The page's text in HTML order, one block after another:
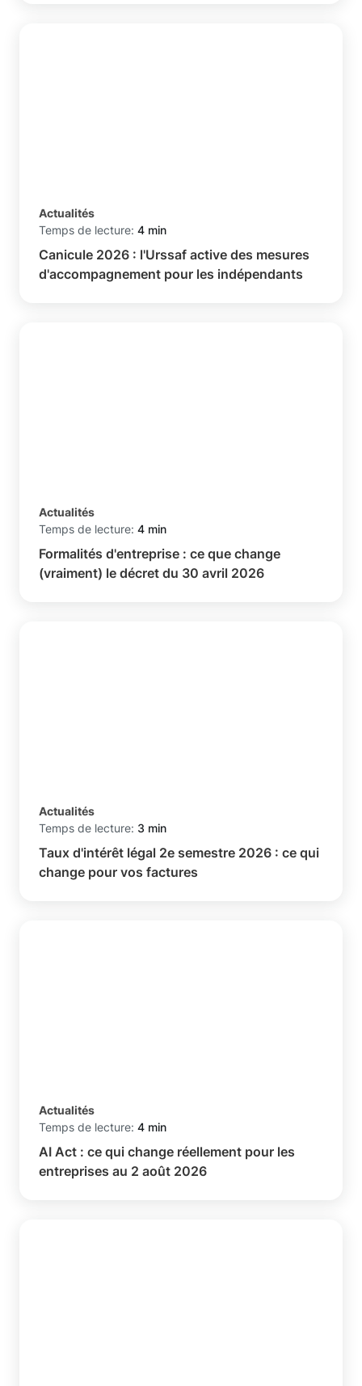
Actualités
Temps de lecture: 4 min
Canicule 2026 : l'Urssaf active des mesures
d'accompagnement pour les indépendants
Actualités
Temps de lecture: 4 min
Formalités d'entreprise : ce que change
(vraiment) le décret du 30 avril 2026
Actualités
Temps de lecture: 3 min
Taux d'intérêt légal 2e semestre 2026 : ce qui
change pour vos factures
Actualités
Temps de lecture: 4 min
AI Act : ce qui change réellement pour les
entreprises au 2 août 2026